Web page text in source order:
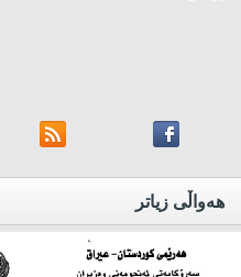
هه‌واڵی زیاتر